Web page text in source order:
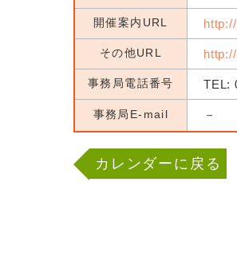
開催案内URL
その他URL
事務局電話番号 TEL:
事務局E-mail －
カレンダーに戻る